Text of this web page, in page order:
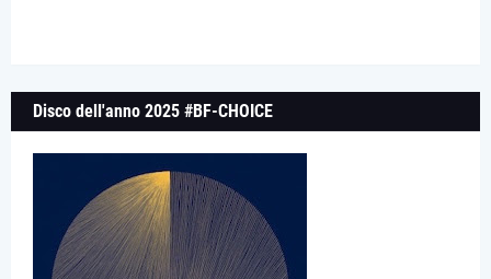
Disco dell'anno 2025 #BF-CHOICE